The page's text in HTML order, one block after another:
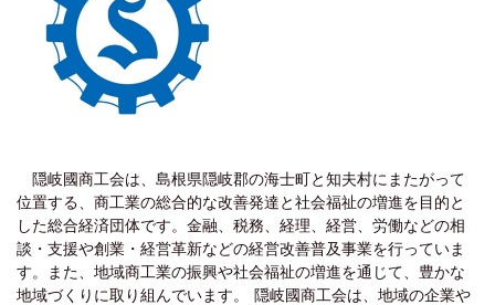
隠岐國商工会は、島根県隠岐郡の海士町と知夫村にまたがって
位置する、商工業の総合的な改善発達と社会福祉の増進を目的と
した総合経済団体です。金融、税務、経理、経営、労働などの相
談・支援や創業・経営革新などの経営改善普及事業を行っていま
す。また、地域商工業の振興や社会福祉の増進を通じて、豊かな
地域づくりに取り組んでいます。 隠岐國商工会は、地域の企業や